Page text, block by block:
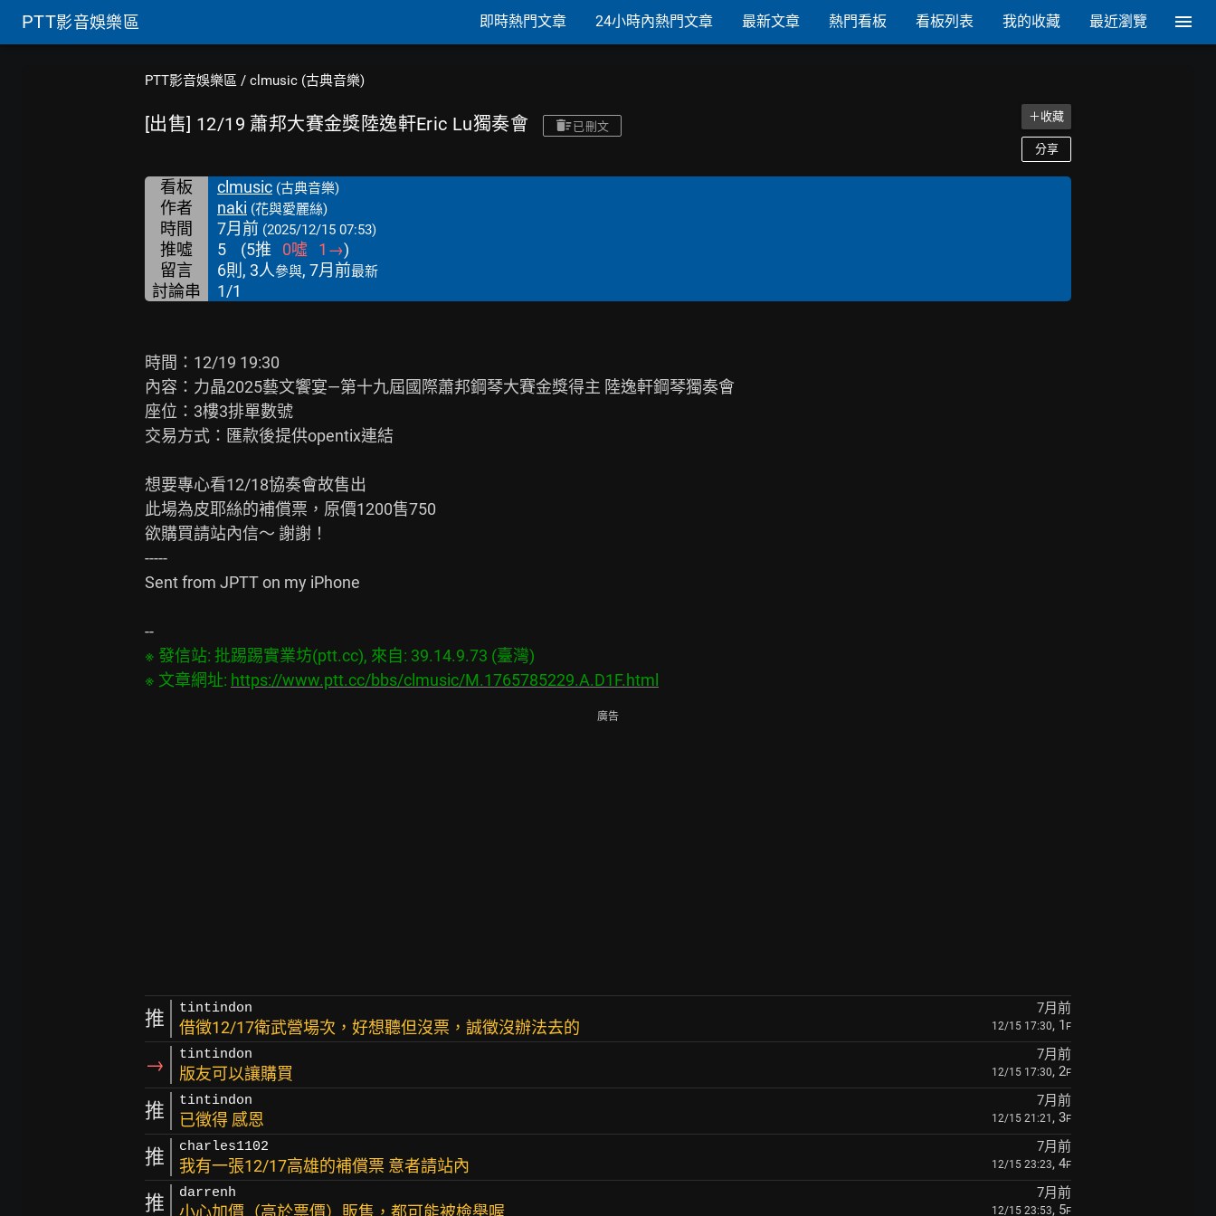
PTT影音娛樂區 即時熱門文章 24小時內熱門文章 最新文章 熱門看板 看板列表 我的收藏 最近瀏覽
PTT影音娛樂區 / clmusic (古典音樂)
[出售] 12/19 蕭邦大賽金獎陸逸軒Eric Lu獨奏會 已刪文
＋收藏
分享
看板 clmusic (古典音樂)
作者 naki (花與愛麗絲)
時間 7月前 (2025/12/15 07:53)
推噓 5 (5推 0噓 1 →)
留言
6則, 3人參與, 7月前最新
討論串 1/1
時間：12/19 19:30
內容：力晶2025藝文饗宴—第十九屆國際蕭邦鋼琴大賽金獎得主 陸逸軒鋼琴獨奏會
座位：3樓3排單數號
交易方式：匯款後提供opentix連結
想要專心看12/18協奏會故售出
此場為皮耶絲的補償票，原價1200售750
欲購買請站內信～ 謝謝！
-----
Sent from JPTT on my iPhone
※ 發信站: 批踢踢實業坊(ptt.cc), 來自: 39.14.9.73 (臺灣)
※ 文章網址: https://www.ptt.cc/bbs/clmusic/M.1765785229.A.D1F.html
廣告
推 tintindon 7月前
借徵12/17衛武營場次，好想聽但沒票，誠徵沒辦法去的 12/15 17:30, 1 F
→ tintindon 7月前
版友可以讓購買 12/15 17:30, 2F
推 tintindon 7月前
已徵得 感恩 12/15 21:21 , 3F
推 charles1102 7月前
我有一張12/17高雄的補償票 意者請站內 12/15 23:23, 4F
推 darrenh 7月前
小心加價（高於票價）販售，都可能被檢舉喔 12/15 23:53, 5F